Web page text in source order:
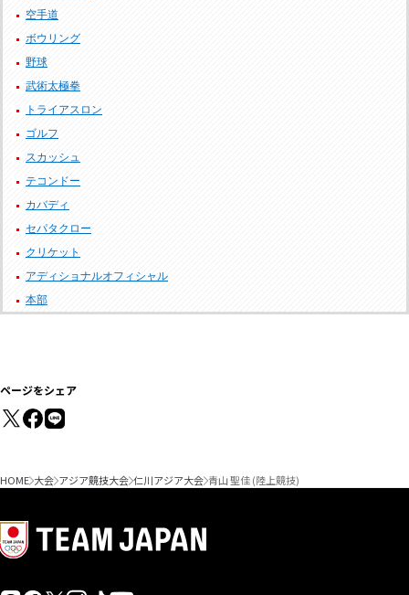
空手道
ボウリング
野球
武術太極拳
トライアスロン
ゴルフ
スカッシュ
テコンドー
カバディ
セパタクロー
クリケット
アディショナルオフィシャル
本部
ページをシェア
HOME 大会 アジア競技大会 仁川アジア大会 青山 聖佳 (陸上競技)